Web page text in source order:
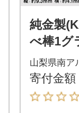
純金製
べ棒1グ
山梨県南ア
寄付金額